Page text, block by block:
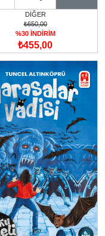
DİĞER
₺650,00
%30 İNDİRİM
₺455,00